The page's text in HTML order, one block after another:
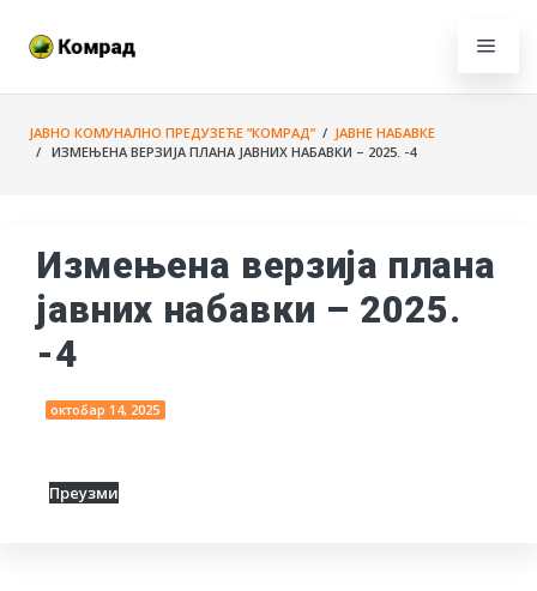
ЈАВНО КОМУНАЛНО ПРЕДУЗЕЋЕ ”КОМРАД”/ ЈАВНЕ НАБАВКЕ
/ ИЗМЕЊЕНА ВЕРЗИЈА ПЛАНА ЈАВНИХ НАБАВКИ – 2025. -4
Измењена верзија плана
јавних набавки – 2025.
-4
октобар 14, 2025
Преузми